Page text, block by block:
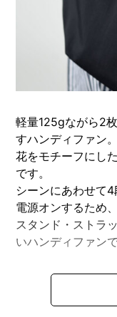
軽量125gながら2
すハンディファン。
花をモチーフにし
です。
シーンにあわせて
電源オンするため
スタンド・ストラ
いハンディファンで